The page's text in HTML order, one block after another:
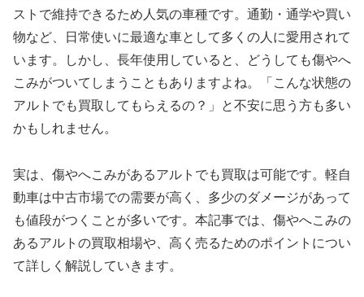
ストで維持できるため人気の車種です。通勤・通学や買い
物など、日常使いに最適な車として多くの人に愛用されて
います。しかし、長年使用していると、どうしても傷やへ
こみがついてしまうこともありますよね。「こんな状態の
アルトでも買取してもらえるの？」と不安に思う方も多い
かもしれません。
実は、傷やへこみがあるアルトでも買取は可能です。軽自
動車は中古市場での需要が高く、多少のダメージがあって
も値段がつくことが多いです。本記事では、傷やへこみの
あるアルトの買取相場や、高く売るためのポイントについ
て詳しく解説していきます。